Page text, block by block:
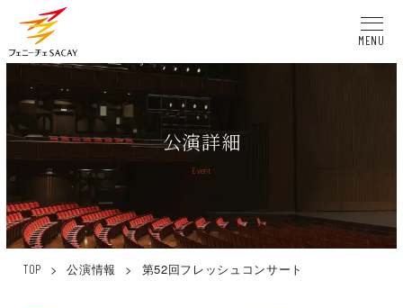
MENU
公演詳細
Event
TOP > 公演情報 > 第52回フレッシュコンサート